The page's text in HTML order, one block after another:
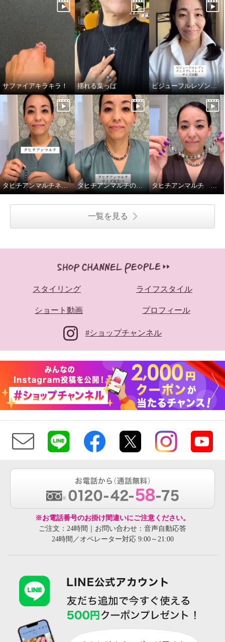
サファイアキラキラ！ 揺れる葉っぱ ビジューフルレゾンテニスブレスレット比較
タヒチアンマルチネックレス留め金ご紹介 タヒチアンマルチのネックレス2種、重ねてみました タヒチアンマルチ マルチカラーブレスレットの着脱動画です
一覧を見る
スタイリング ライフスタイル
ショート動画 プロフィール
#ショップチャンネル
※お電話番号のお掛け間違いにご注意ください。
ご注文：24時間｜お問い合わせ：音声自動応答
24時間／オペレーター対応 9:00～21:00